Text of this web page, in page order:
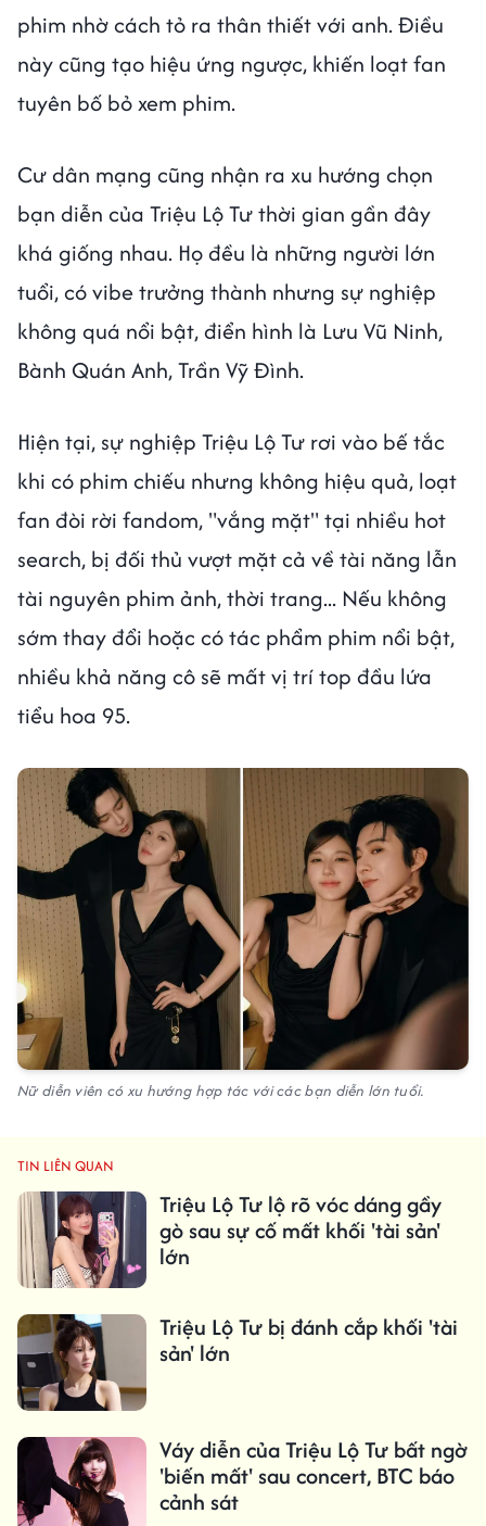
phim nhờ cách tỏ ra thân thiết với anh. Điều
này cũng tạo hiệu ứng ngược, khiến loạt fan
tuyên bố bỏ xem phim.
Cư dân mạng cũng nhận ra xu hướng chọn
bạn diễn của Triệu Lộ Tư thời gian gần đây
khá giống nhau. Họ đều là những người lớn
tuổi, có vibe trưởng thành nhưng sự nghiệp
không quá nổi bật, điển hình là Lưu Vũ Ninh,
Bành Quán Anh, Trần Vỹ Đình.
Hiện tại, sự nghiệp Triệu Lộ Tư rơi vào bế tắc
khi có phim chiếu nhưng không hiệu quả, loạt
fan đòi rời fandom, "vắng mặt" tại nhiều hot
search, bị đối thủ vượt mặt cả về tài năng lẫn
tài nguyên phim ảnh, thời trang... Nếu không
sớm thay đổi hoặc có tác phẩm phim nổi bật,
nhiều khả năng cô sẽ mất vị trí top đầu lứa
tiểu hoa 95.
Nữ diễn viên có xu hướng hợp tác với các bạn diễn lớn tuổi.
TIN LIÊN QUAN
Triệu Lộ Tư lộ rõ vóc dáng gầy
gò sau sự cố mất khối 'tài sản'
lớn
Triệu Lộ Tư bị đánh cắp khối 'tài
sản' lớn
Váy diễn của Triệu Lộ Tư bất ngờ
'biến mất' sau concert, BTC báo
cảnh sát